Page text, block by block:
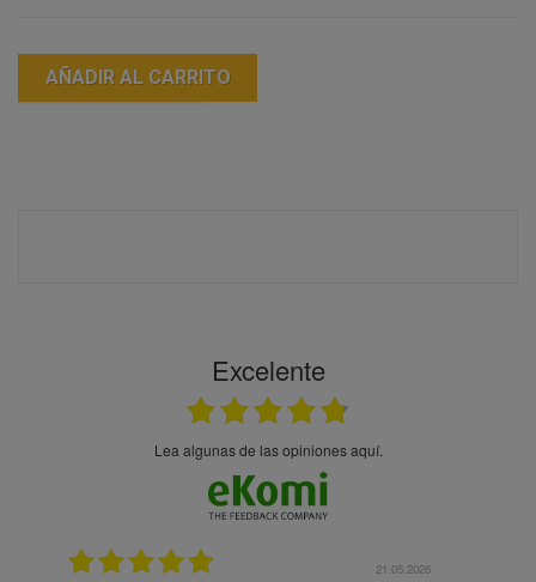
AÑADIR AL CARRITO
Excelente
Lea algunas de las opiniones aquí.
21.05.2026